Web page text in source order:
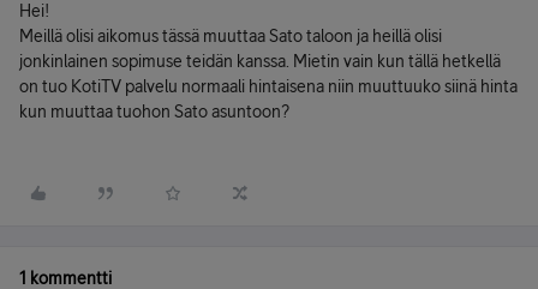
Hei!
Meillä olisi aikomus tässä muuttaa Sato taloon ja heillä olisi
jonkinlainen sopimuse teidän kanssa. Mietin vain kun tällä hetkellä
on tuo KotiTV palvelu normaali hintaisena niin muuttuuko siinä hinta
kun muuttaa tuohon Sato asuntoon?
1 kommentti